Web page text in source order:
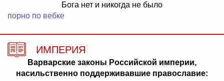
Бога нет и никогда не было
порно по вебке
ИМПЕРИЯ
Варварские законы Российской империи,
насильственно поддерживавшие православие: